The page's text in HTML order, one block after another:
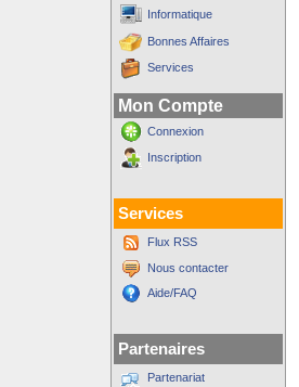
Informatique
Bonnes Affaires
Services
Mon Compte
Connexion
Inscription
Services
Flux RSS
Nous contacter
Aide/FAQ
Partenaires
Partenariat